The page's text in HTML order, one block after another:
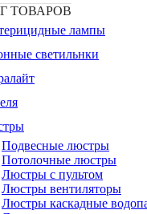
ТОВАРОВ
лампы
светильнки
Подвесные люстры
Потолочные люстры
Люстры с пультом
Люстры вентиляторы
Люстры каскадные